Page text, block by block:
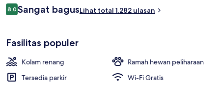
Ulasan
8,08,0 dari 10
Sangat bagusLihat total 1.282 ulasan
Fasilitas populer
Kolam renang
Ramah hewan peliharaan
Tersedia parkir
Wi-Fi Gratis